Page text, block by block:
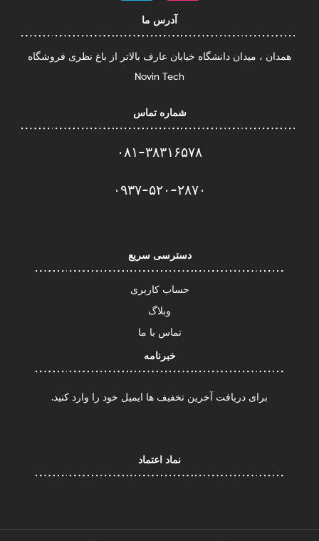
آدرس ما
همدان ، میدان دانشگاه خیابان عارف بالاتر از باغ نظری فروشگاه
Novin Tech
شماره تماس
۰۸۱-۳۸۳۱۶۵۷۸
۰۹۳۷-۵۲۰-۲۸۷۰​
دسترسی سریع
حساب کاربری
وبلاگ
تماس با ما
خبرنامه
برای دریافت آخرین تخفیف ها ایمیل خود را وارد کنید.
نماد اعتماد